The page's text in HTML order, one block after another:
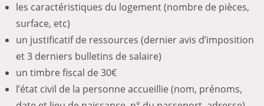
les caractéristiques du logement (nombre de pièces,
surface, etc)
un justificatif de ressources (dernier avis d’imposition
et 3 derniers bulletins de salaire)
un timbre fiscal de 30€
l’état civil de la personne accueillie (nom, prénoms,